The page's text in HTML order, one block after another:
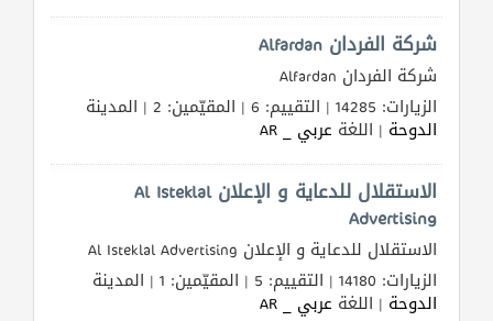
شركة الفردان Alfardan
شركة الفردان Alfardan
الزيارات: 14285 | التقييم: 6 | المقيّمين: 2 | المدينة
الدوحة | اللغة عربي _ AR
الاستقلال للدعاية و الإعلان Al Isteklal
Advertising
الاستقلال للدعاية و الإعلان Al Isteklal Advertising
الزيارات: 14180 | التقييم: 5 | المقيّمين: 1 | المدينة
الدوحة | اللغة عربي _ AR